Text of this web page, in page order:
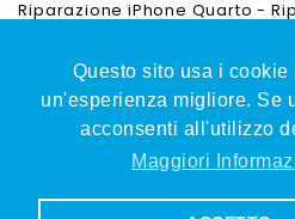
Questo sito usa i cookie
un'esperienza migliore. Se
acconsenti all'utilizzo
Maggiori
Riparazione iPhone Quarto -